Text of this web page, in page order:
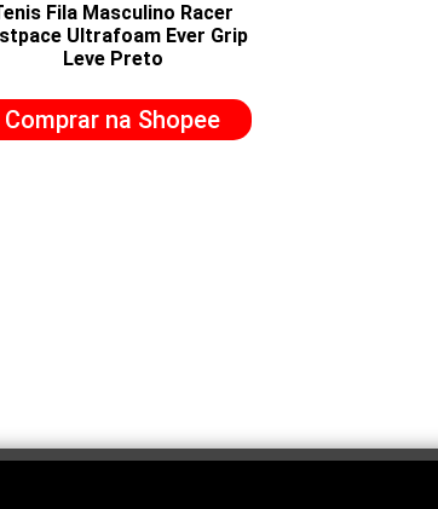
Fila Masculino Racer
Ultrafoam Ever Grip
Leve Preto
Comprar na Shopee